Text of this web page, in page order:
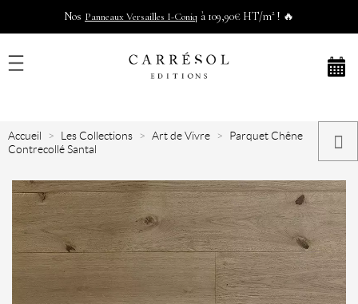
Nos Panneaux Versailles I-Coniq à 109,90€ HT/m² ! 🔥
Accueil Les Collections Art de Vivre
Parquet Chêne
Contrecollé Santal